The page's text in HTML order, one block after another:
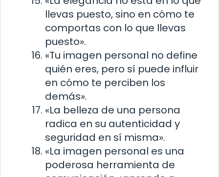
llevas puesto, sino en cómo te
comportas con lo que llevas
puesto».
«Tu imagen personal no define
quién eres, pero sí puede influir
en cómo te perciben los
demás».
«La belleza de una persona
radica en su autenticidad y
seguridad en sí misma».
«La imagen personal es una
poderosa herramienta de